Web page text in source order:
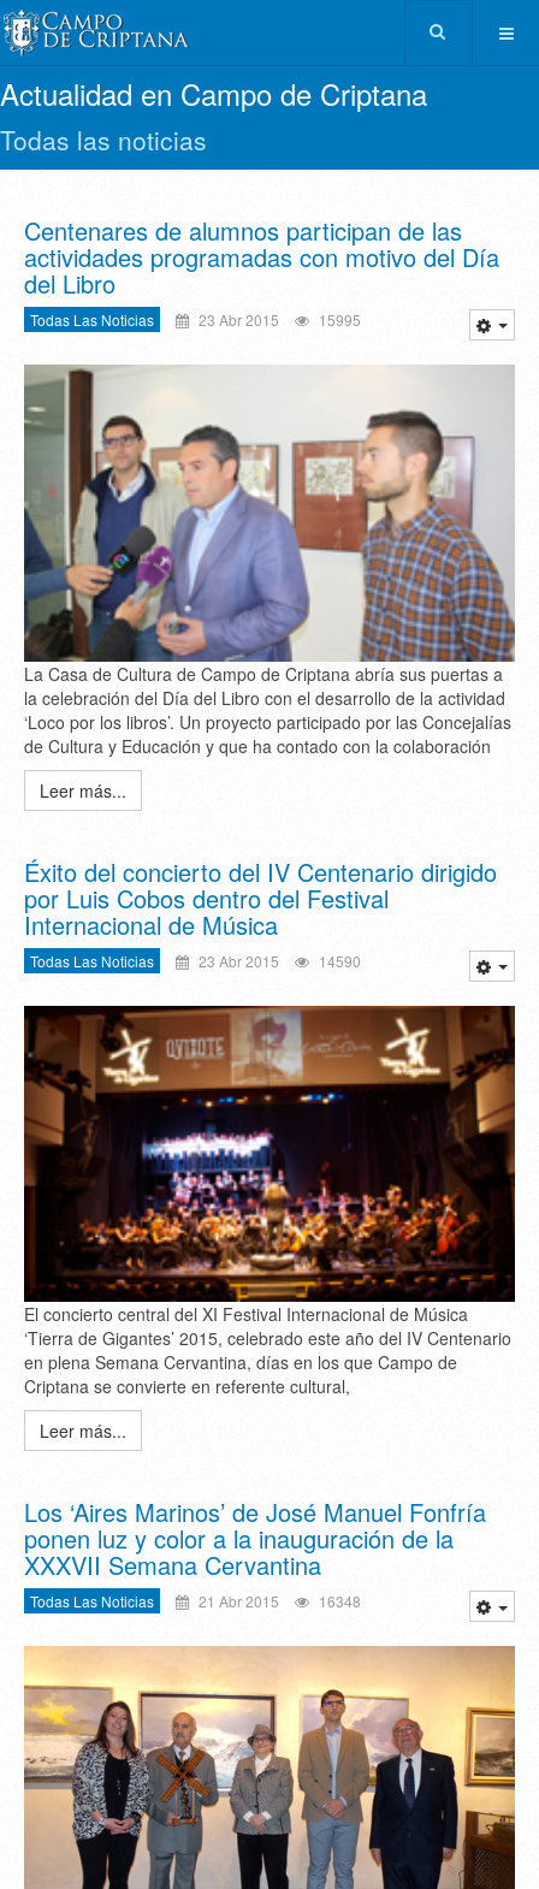
Actualidad en Campo de Criptana
Todas las noticias
Centenares de alumnos participan de las
actividades programadas con motivo del Día
del Libro
Todas Las Noticias 23 Abr 2015 15995
La Casa de Cultura de Campo de Criptana abría sus puertas a
la celebración del Día del Libro con el desarrollo de la actividad
‘Loco por los libros’. Un proyecto participado por las Concejalías
de Cultura y Educación y que ha contado con la colaboración
Leer más...
Éxito del concierto del IV Centenario dirigido
por Luis Cobos dentro del Festival
Internacional de Música
Todas Las Noticias 23 Abr 2015 14590
El concierto central del XI Festival Internacional de Música
‘Tierra de Gigantes’ 2015, celebrado este año del IV Centenario
en plena Semana Cervantina, días en los que Campo de
Criptana se convierte en referente cultural,
Leer más...
Los ‘Aires Marinos’ de José Manuel Fonfría
ponen luz y color a la inauguración de la
XXXVII Semana Cervantina
Todas Las Noticias 21 Abr 2015 16348